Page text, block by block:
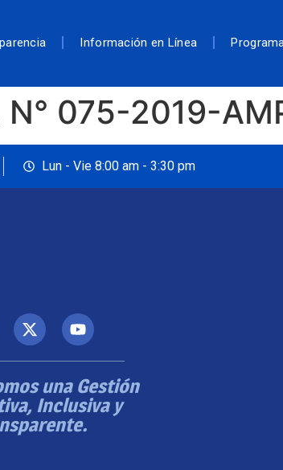
Información en Línea
N° 075-2019-
Lun - Vie 8:00 am - 3:30 pm
una Gestión
Inclusiva y